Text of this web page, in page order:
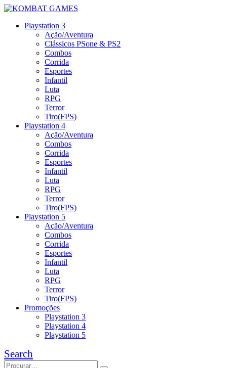
Playstation 3
Ação/Aventura
Clássicos PSone & PS2
Combos
Corrida
Esportes
Infantil
Luta
RPG
Terror
Tiro(FPS)
Playstation 4
Ação/Aventura
Combos
Corrida
Esportes
Infantil
Luta
RPG
Terror
Tiro(FPS)
Playstation 5
Ação/Aventura
Combos
Corrida
Esportes
Infantil
Luta
RPG
Terror
Tiro(FPS)
Promoções
Playstation 3
Playstation 4
Playstation 5
Search